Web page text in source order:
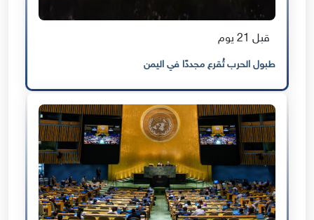
قبل 21 يوم
طبول الحرب تُقرع مجددًا في اليمن